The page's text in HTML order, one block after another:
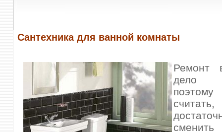
Сантехника для ванной комнаты
Ремонт
дело